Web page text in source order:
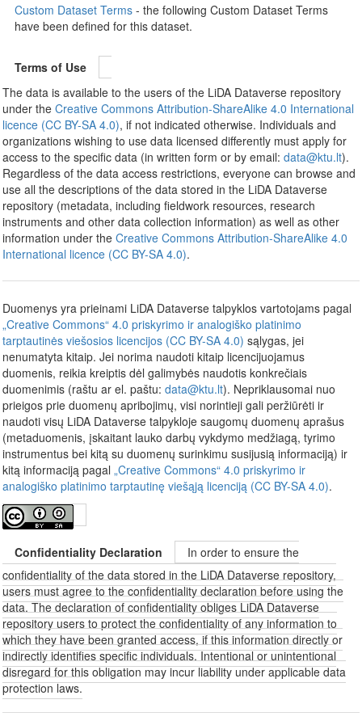
Custom Dataset Terms - the following Custom Dataset Terms
have been defined for this dataset.
Terms of Use
The data is available to the users of the LiDA Dataverse repository
under the Creative Commons Attribution-ShareAlike 4.0 International
licence (CC BY-SA 4.0), if not indicated otherwise. Individuals and
organizations wishing to use data licensed differently must apply for
access to the specific data (in written form or by email: data@ktu.lt).
Regardless of the data access restrictions, everyone can browse and
use all the descriptions of the data stored in the LiDA Dataverse
repository (metadata, including fieldwork resources, research
instruments and other data collection information) as well as other
information under the Creative Commons Attribution-ShareAlike 4.0
International licence (CC BY-SA 4.0).
Duomenys yra prieinami LiDA Dataverse talpyklos vartotojams pagal
„Creative Commons“ 4.0 priskyrimo ir analogiško platinimo
tarptautinės viešosios licencijos (CC BY-SA 4.0) sąlygas, jei
nenumatyta kitaip. Jei norima naudoti kitaip licencijuojamus
duomenis, reikia kreiptis dėl galimybės naudotis konkrečiais
duomenimis (raštu ar el. paštu: data@ktu.lt). Nepriklausomai nuo
prieigos prie duomenų apribojimų, visi norintieji gali peržiūrėti ir
naudoti visų LiDA Dataverse talpykloje saugomų duomenų aprašus
(metaduomenis, įskaitant lauko darbų vykdymo medžiagą, tyrimo
instrumentus bei kitą su duomenų surinkimu susijusią informaciją) ir
kitą informaciją pagal „Creative Commons“ 4.0 priskyrimo ir
analogiško platinimo tarptautinę viešąją licenciją (CC BY-SA 4.0).
Confidentiality Declaration
In order to ensure the
confidentiality of the data stored in the LiDA Dataverse repository,
users must agree to the confidentiality declaration before using the
data. The declaration of confidentiality obliges LiDA Dataverse
repository users to protect the confidentiality of any information to
which they have been granted access, if this information directly or
indirectly identifies specific individuals. Intentional or unintentional
disregard for this obligation may incur liability under applicable data
protection laws.